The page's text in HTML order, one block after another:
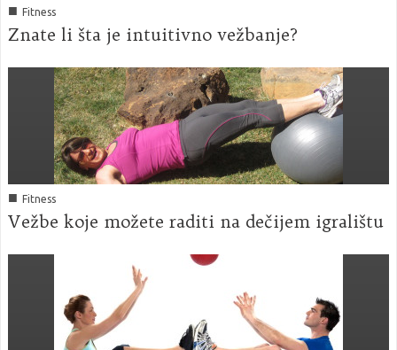
■ Fitness
Znate li šta je intuitivno vežbanje?
■ Fitness
Vežbe koje možete raditi na dečijem igralištu